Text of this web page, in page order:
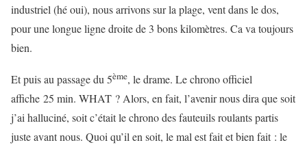
industriel (hé oui), nous arrivons sur la plage, vent dans le dos,
pour une longue ligne droite de 3 bons kilomètres. Ca va toujours
bien.
Et puis au passage du 5ème, le drame. Le chrono officiel
affiche 25 min. WHAT ? Alors, en fait, l’avenir nous dira que soit
j’ai halluciné, soit c’était le chrono des fauteuils roulants partis
juste avant nous. Quoi qu’il en soit, le mal est fait et bien fait : le